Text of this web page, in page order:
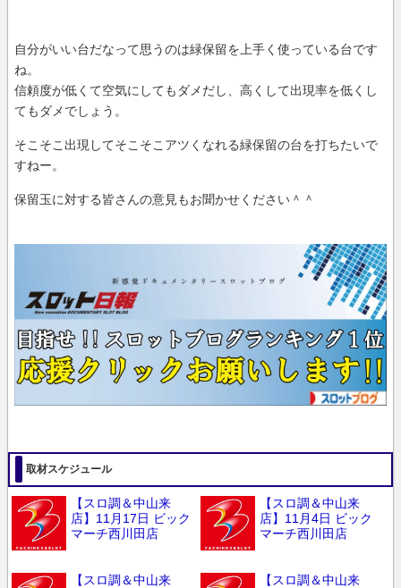
自分がいい台だなって思うのは緑保留を上手く使っている台です
ね。
信頼度が低くて空気にしてもダメだし、高くして出現率を低くし
てもダメでしょう。
そこそこ出現してそこそこアツくなれる緑保留の台を打ちたいで
すねー。
保留玉に対する皆さんの意見もお聞かせください＾＾
取材スケジュール
【スロ調＆中山来
店】11月17日 ビック
マーチ西川田店
【スロ調＆中山来
店】11月4日 ビック
マーチ西川田店
【スロ調＆中山来
【スロ調＆中山来